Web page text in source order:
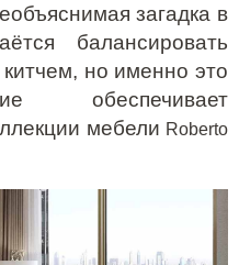
загадка в
балансировать
но именно это
обеспечивает
мебели Roberto